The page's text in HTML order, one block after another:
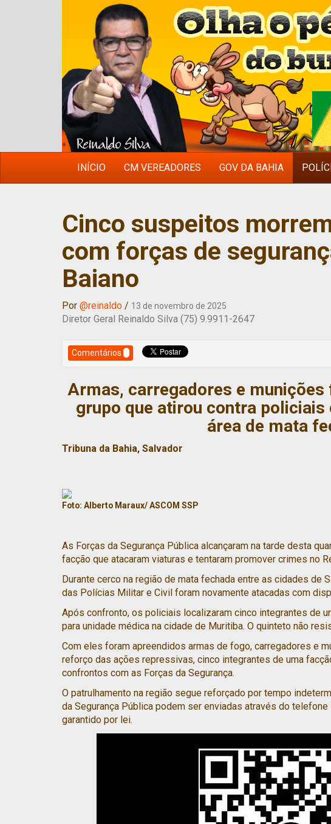
INÍCIO CM VEREADORES GOV DA BAHIA
Cinco suspeitos
com forças de
Baiano
Por @reinaldo / 13 de novembro de 2025
Diretor Geral Reinaldo Silva (75) 9.9911-2647
Comentários
Armas, carregadores e
grupo que atirou contra policiais
área de mata
Tribuna da Bahia, Salvador
Foto: Alberto Maraux/ ASCOM SSP
As Forças da Segurança Pública alcançaram na tarde desta
facção que atacaram viaturas e tentaram promover crimes no
Durante cerco na região de mata fechada entre as cidades de
das Polícias Militar e Civil foram novamente atacadas com
Após confronto, os policiais localizaram cinco integrantes de
para unidade médica na cidade de Muritiba. O quinteto não
Com eles foram apreendidos armas de fogo, carregadores e
reforço das ações repressivas, cinco integrantes de uma
confrontos com as Forças da Segurança.
O patrulhamento na região segue reforçado por tempo
da Segurança Pública podem ser enviadas através do
garantido por lei.